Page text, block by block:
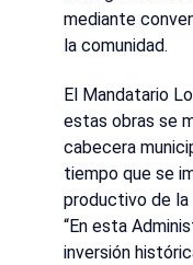
mediante
la comunidad.
El Mandatario
estas obras se
cabecera
tiempo que se
productivo de la
“En esta
inversión